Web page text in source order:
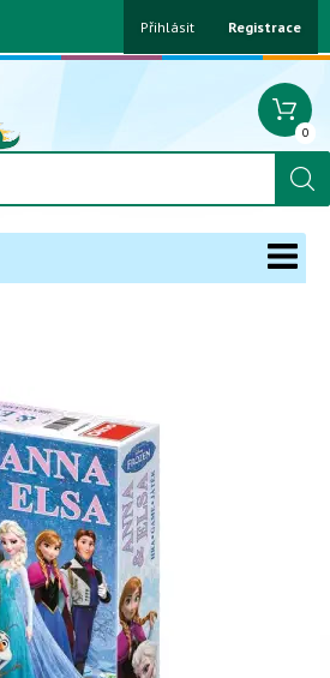
Přihlásit Registrace
0